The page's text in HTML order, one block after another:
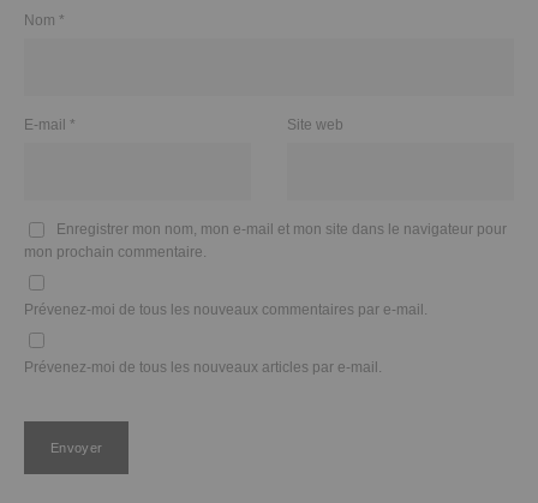
Nom *
E-mail * Site web
Enregistrer mon nom, mon e-mail et mon site dans le navigateur pour
mon prochain commentaire.
Prévenez-moi de tous les nouveaux commentaires par e-mail.
Prévenez-moi de tous les nouveaux articles par e-mail.